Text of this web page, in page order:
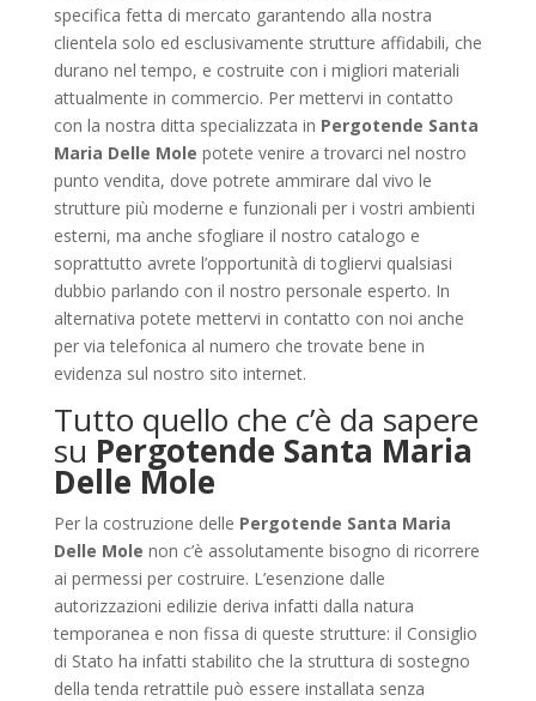
specifica fetta di mercato garantendo alla nostra
clientela solo ed esclusivamente strutture affidabili, che
durano nel tempo, e costruite con i migliori materiali
attualmente in commercio. Per mettervi in contatto
con la nostra ditta specializzata in Pergotende Santa
Maria Delle Mole potete venire a trovarci nel nostro
punto vendita, dove potrete ammirare dal vivo le
strutture più moderne e funzionali per i vostri ambienti
esterni, ma anche sfogliare il nostro catalogo e
soprattutto avrete l’opportunità di togliervi qualsiasi
dubbio parlando con il nostro personale esperto. In
alternativa potete mettervi in contatto con noi anche
per via telefonica al numero che trovate bene in
evidenza sul nostro sito internet.
Tutto quello che c’è da sapere
su Pergotende Santa Maria
Delle Mole
Per la costruzione delle Pergotende Santa Maria
Delle Mole non c’è assolutamente bisogno di ricorrere
ai permessi per costruire. L’esenzione dalle
autorizzazioni edilizie deriva infatti dalla natura
temporanea e non fissa di queste strutture: il Consiglio
di Stato ha infatti stabilito che la struttura di sostegno
della tenda retrattile può essere installata senza